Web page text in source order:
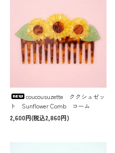
coucousuzette ククシュゼッ
ト Sunflower Comb コーム
2,600円(税込2,860円)